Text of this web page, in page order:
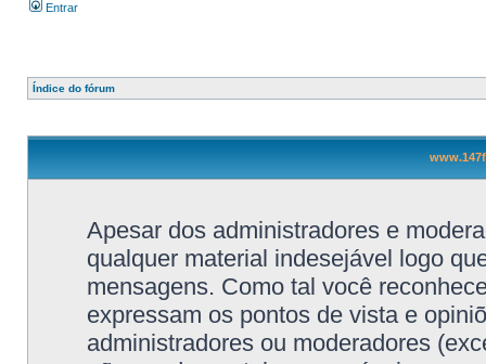
Entrar
Índice do fórum
Apesar dos administradores e
qualquer material indesejável logo
mensagens. Como tal você
expressam os pontos de vista e
administradores ou moderadores